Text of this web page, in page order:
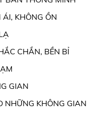
ÁI, KHÔNG ỒN
CHẮN, BỀN BỈ
GIAN
NHỮNG KHÔNG